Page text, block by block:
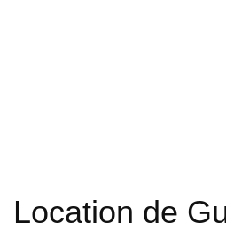
Location de